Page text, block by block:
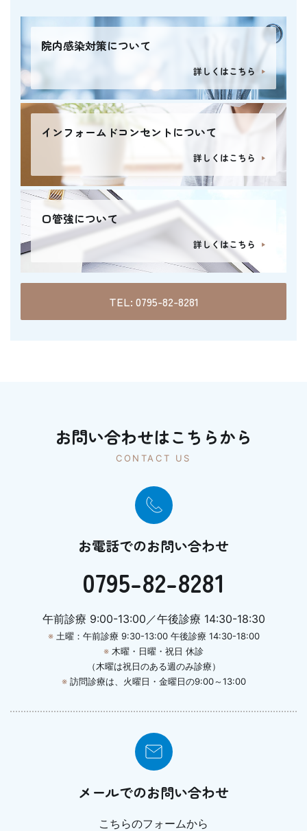
院内感染対策について
詳しくはこちら
インフォームドコンセントについて
詳しくはこちら
口管強について
詳しくはこちら
TEL: 0795-82-8281
お問い合わせはこちらから
CONTACT US
お電話でのお問い合わせ
0795-82-8281
午前診療 9:00-13:00／午後診療 14:30-18:30
※土曜：午前診療 9:30-13:00 午後診療 14:30-18:00
※ 木曜・日曜・祝日 休診
（木曜は祝日のある週のみ診療）
※訪問診療は、火曜日・金曜日の9:00～13:00
メールでのお問い合わせ
こちらのフォームから